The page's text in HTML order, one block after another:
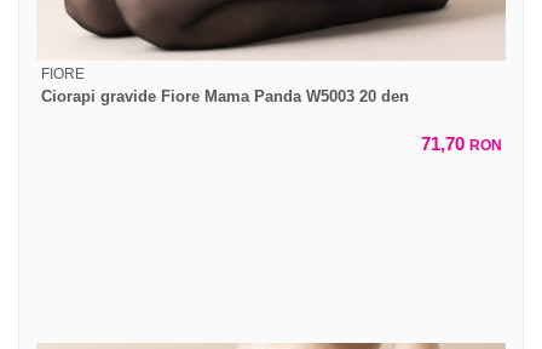
FIORE
Ciorapi gravide Fiore Mama Panda W5003 20 den
71,70 RON